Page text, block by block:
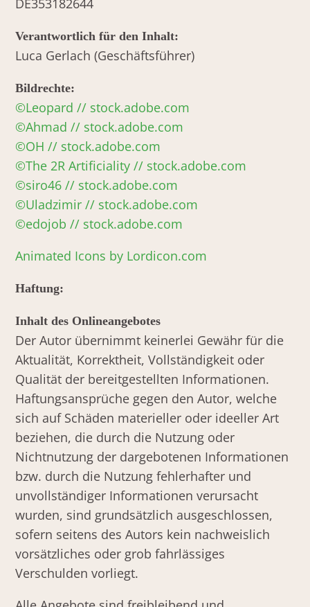
DE353182644
Verantwortlich für den Inhalt:
Luca Gerlach (Geschäftsführer)
Bildrechte:
©Leopard // stock.adobe.com
©Ahmad // stock.adobe.com
©OH // stock.adobe.com
©The 2R Artificiality // stock.adobe.com
©siro46 // stock.adobe.com
©Uladzimir // stock.adobe.com
©edojob // stock.adobe.com
Animated Icons by Lordicon.com
Haftung:
Inhalt des Onlineangebotes
Der Autor übernimmt keinerlei Gewähr für die
Aktualität, Korrektheit, Vollständigkeit oder
Qualität der bereitgestellten Informationen.
Haftungsansprüche gegen den Autor, welche
sich auf Schäden materieller oder ideeller Art
beziehen, die durch die Nutzung oder
Nichtnutzung der dargebotenen Informationen
bzw. durch die Nutzung fehlerhafter und
unvollständiger Informationen verursacht
wurden, sind grundsätzlich ausgeschlossen,
sofern seitens des Autors kein nachweislich
vorsätzliches oder grob fahrlässiges
Verschulden vorliegt.